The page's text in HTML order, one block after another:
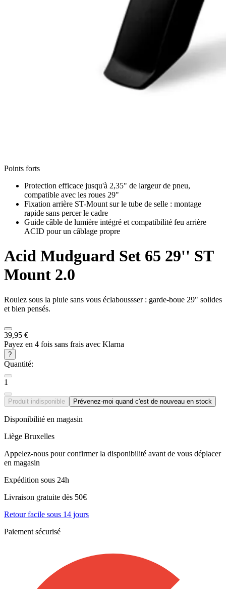
Points forts
Protection efficace jusqu'à 2,35" de largeur de pneu,
compatible avec les roues 29"
Fixation arrière ST-Mount sur le tube de selle : montage
rapide sans percer le cadre
Guide câble de lumière intégré et compatibilité feu arrière
ACID pour un câblage propre
Acid Mudguard Set 65 29'' ST
Mount 2.0
Roulez sous la pluie sans vous éclaboussser : garde-boue 29" solides
et bien pensés.
39,95 €
Payez en 4 fois sans frais avec Klarna
?
Quantité:
1
Produit indisponible Prévenez-moi quand c'est de nouveau en stock
Disponibilité en magasin
Liège Bruxelles
Appelez-nous pour confirmer la disponibilité avant de vous déplacer
en magasin
Expédition sous 24h
Livraison gratuite dès 50€
Retour facile sous 14 jours
Paiement sécurisé